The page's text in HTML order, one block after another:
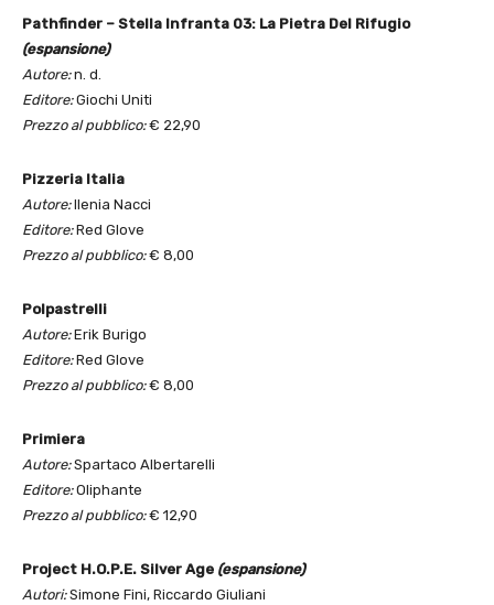
Pathfinder – Stella Infranta 03: La Pietra Del Rifugio
(espansione)
Autore:n. d.
Editore:Giochi Uniti
Prezzo al pubblico:€ 22,90
Pizzeria Italia
Autore:Ilenia Nacci
Editore:Red Glove
Prezzo al pubblico:€ 8,00
Polpastrelli
Autore:Erik Burigo
Editore:Red Glove
Prezzo al pubblico:€ 8,00
Primiera
Autore:Spartaco Albertarelli
Editore:Oliphante
Prezzo al pubblico:€ 12,90
Project H.O.P.E. Silver Age (espansione)
Autori:Simone Fini, Riccardo Giuliani